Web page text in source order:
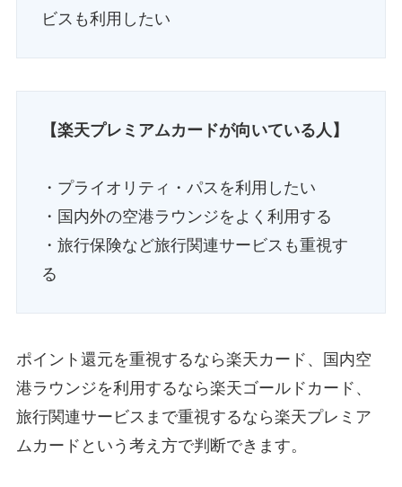
ビスも利用したい
【楽天プレミアムカードが向いている人】
・プライオリティ・パスを利用したい
・国内外の空港ラウンジをよく利用する
・旅行保険など旅行関連サービスも重視す
る
ポイント還元を重視するなら楽天カード、国内空
港ラウンジを利用するなら楽天ゴールドカード、
旅行関連サービスまで重視するなら楽天プレミア
ムカードという考え方で判断できます。